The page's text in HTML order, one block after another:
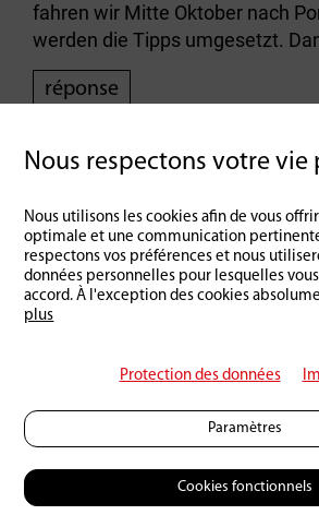
fahren wir Mitte Oktober nach
werden die Tipps umgesetzt.
réponse
1 Antworten anzeigen
Rédigez un
Nous respectons votre vie
Nous utilisons les cookies afin de vous
optimale et une communication
respectons vos préférences et nous
données personnelles pour lesquelles
accord. À l'exception des cookies
plus
Protection des données
Paramètres
Cookies fonctionnels